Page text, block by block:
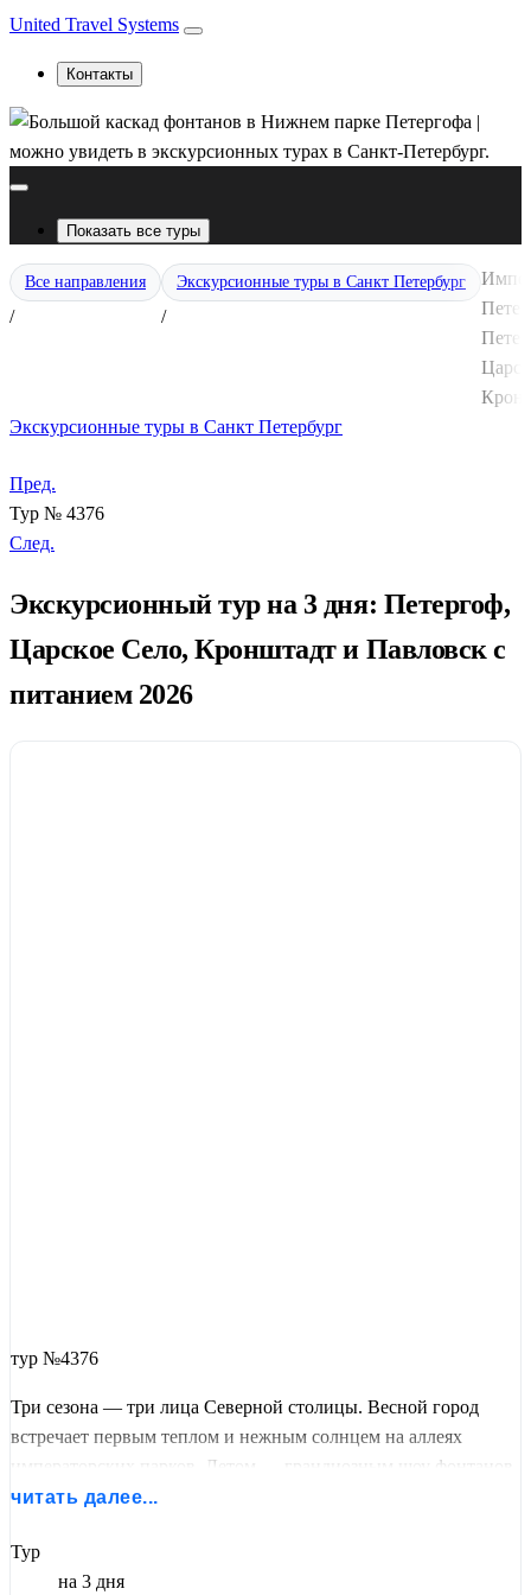
United Travel Systems
Контакты
Показать все туры
Все направления
/
Экскурсионные туры в Санкт Петербург
/
Экскурсионные туры в Санкт Петербург
Пред.
Тур № 4376
След.
Экскурсионный тур на 3 дня: Петергоф,
Царское Село, Кронштадт и Павловск с
питанием 2026
тур №4376
Три сезона — три лица Северной столицы. Весной город
встречает первым теплом и нежным солнцем на аллеях
императорских парков. Летом — грандиозным шоу фонтанов
Петергофаи морской романтикой
Летнего сада
читать далее...
Тур
на 3 дня